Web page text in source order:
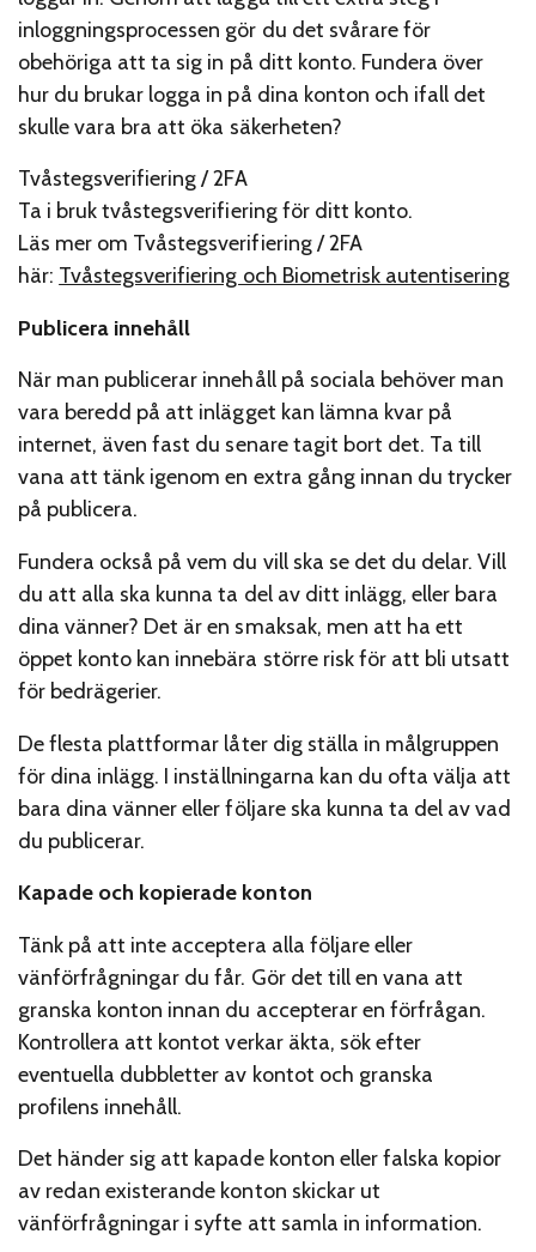
inloggningsprocessen gör du det svårare för
obehöriga att ta sig in på ditt konto. Fundera över
hur du brukar logga in på dina konton och ifall det
skulle vara bra att öka säkerheten?
Tvåstegsverifiering / 2FA
Ta i bruk tvåstegsverifiering för ditt konto.
Läs mer om Tvåstegsverifiering / 2FA
här: Tvåstegsverifiering och Biometrisk autentisering
Publicera innehåll
När man publicerar innehåll på sociala behöver man
vara beredd på att inlägget kan lämna kvar på
internet, även fast du senare tagit bort det. Ta till
vana att tänk igenom en extra gång innan du trycker
på publicera.
Fundera också på vem du vill ska se det du delar. Vill
du att alla ska kunna ta del av ditt inlägg, eller bara
dina vänner? Det är en smaksak, men att ha ett
öppet konto kan innebära större risk för att bli utsatt
för bedrägerier.
De flesta plattformar låter dig ställa in målgruppen
för dina inlägg. I inställningarna kan du ofta välja att
bara dina vänner eller följare ska kunna ta del av vad
du publicerar.
Kapade och kopierade konton
Tänk på att inte acceptera alla följare eller
vänförfrågningar du får. Gör det till en vana att
granska konton innan du accepterar en förfrågan.
Kontrollera att kontot verkar äkta, sök efter
eventuella dubbletter av kontot och granska
profilens innehåll.
Det händer sig att kapade konton eller falska kopior
av redan existerande konton skickar ut
vänförfrågningar i syfte att samla in information.